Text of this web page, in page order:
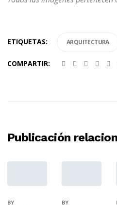
ETIQUETAS: ARQUITECTURA
COMPARTIR:
Publicación
BY
BY